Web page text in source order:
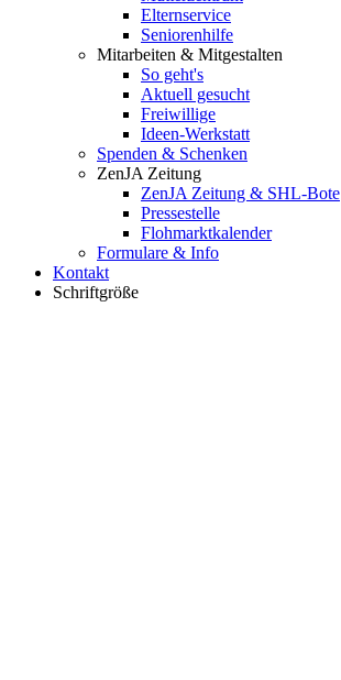
Elternservice
Seniorenhilfe
Mitarbeiten & Mitgestalten
So geht's
Aktuell gesucht
Freiwillige
Ideen-Werkstatt
Spenden & Schenken
ZenJA Zeitung
ZenJA Zeitung & SHL-Bote
Pressestelle
Flohmarktkalender
Formulare & Info
Kontakt
Schriftgröße